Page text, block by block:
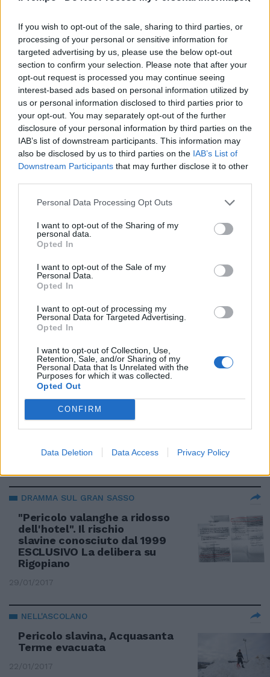
If you wish to opt-out of the sale, sharing to third parties, or
processing of your personal or sensitive information for
targeted advertising by us, please use the below opt-out
section to confirm your selection. Please note that after your
opt-out request is processed you may continue seeing
interest-based ads based on personal information utilized by
us or personal information disclosed to third parties prior to
your opt-out. You may separately opt-out of the further
disclosure of your personal information by third parties on the
IAB’s list of downstream participants. This information may
also be disclosed by us to third parties on the IAB’s List of
Downstream Participants that may further disclose it to other
Personal Data Processing Opt Outs
I want to opt-out of the Sharing of my
personal data.
Opted In
I want to opt-out of the Sale of my
Personal Data.
Opted In
I want to opt-out of processing my
Personal Data for Targeted Advertising.
Opted In
I want to opt-out of Collection, Use,
Retention, Sale, and/or Sharing of my
Personal Data that Is Unrelated with the
Purposes for which it was collected.
Opted Out
CONFIRM
Data Deletion Data Access Privacy Policy
16/09/2018
CENTRO STORICO
Via Frattina, palazzo evacuato
per rischio di crollo
15/09/2018
LINEA IN TILT
Roma, scoppio nella metro B
evacuata la stazione Policlinico
PASSATA LA PAURA
Bomba a Fano, emergenza finita
18/03/2018
ALLERTA ROSSA
Usa: evacuazioni e allarme in
Texas
26/08/2017
STATO DI EMERGENZA
La diga in California a rischio
inondazione: 200 mila in fuga
DRAMMA SUL GRAN SASSO
"Pericolo valanghe a ridosso
dell'hotel". Il rischio
slavine conosciuto dal 1999
ESCLUSIVO La delibera su
Rigopiano
29/01/2017
NELL'ASCOLANO
Pericolo slavina, Acquasanta
Terme evacuata
22/01/2017